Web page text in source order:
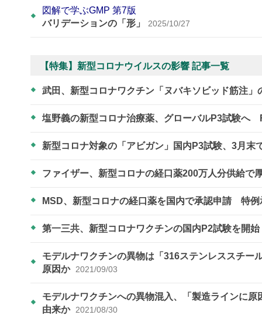
図解で学ぶGMP 第7版
バリデーションの「形」
2025/10/27
【特集】新型コロナウイルスの影響 記事一覧
武田、新型コロナワクチン「ヌバキソビッド筋注
塩野義の新型コロナ治療薬、グローバルP3試験へ
新型コロナ対象の「アビガン」国内P3試験、3月
ファイザー、新型コロナの経口薬200万人分供給で
MSD、新型コロナの経口薬を国内で承認申請 特
第一三共、新型コロナワクチンの国内P2試験を開始
モデルナワクチンの異物は「316ステンレススチ
原因か 2021/09/03
モデルナワクチンへの異物混入、「製造ラインに
由来か 2021/08/30